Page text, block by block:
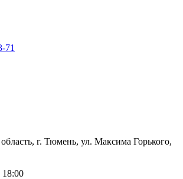
71
г. Тюмень, ул. Максима Горького,